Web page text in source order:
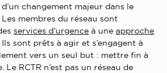
d’un changement majeur dans le
membres du réseau sont
services d’urgence à une approche
Ils sont prêts à agir et s’engagent à
vers un seul but : mettre fin à
Le RCTR n’est pas un réseau de